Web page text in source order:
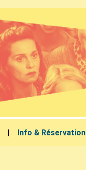
Info & Réservation